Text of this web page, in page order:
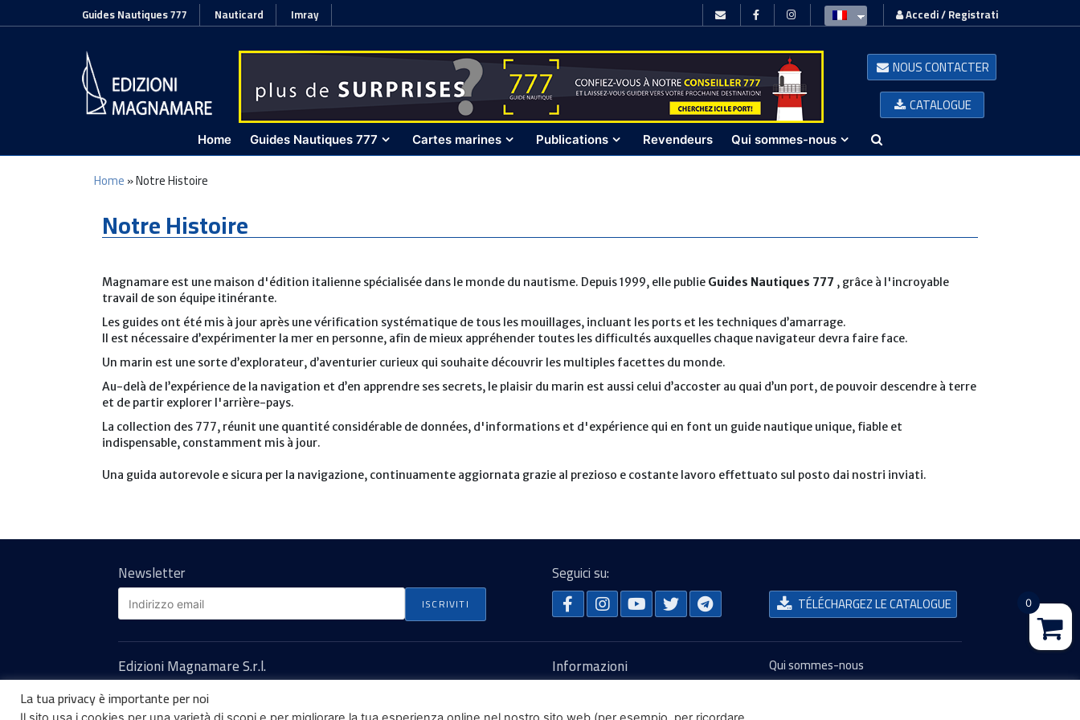
Guides Nautiques 777 Nauticard Imray Accedi / Registrati
NOUS CONTACTER
CATALOGUE
Home Guides Nautiques 777 Cartes marines Publications Revendeurs Qui sommes-nous
Home»Notre Histoire
Notre Histoire
Magnamare est une maison d'édition italienne spécialisée dans le monde du nautisme. Depuis 1999, elle publie Guides Nautiques 777 , grâce à l'incroyable
travail de son équipe itinérante.
Les guides ont été mis à jour après une vérification systématique de tous les mouillages, incluant les ports et les techniques d’amarrage.
Il est nécessaire d’expérimenter la mer en personne, afin de mieux appréhender toutes les difficultés auxquelles chaque navigateur devra faire face.
Un marin est une sorte d’explorateur, d’aventurier curieux qui souhaite découvrir les multiples facettes du monde.
Au-delà de l’expérience de la navigation et d’en apprendre ses secrets, le plaisir du marin est aussi celui d’accoster au quai d’un port, de pouvoir descendre à terre
et de partir explorer l'arrière-pays.
La collection des 777, réunit une quantité considérable de données, d'informations et d'expérience qui en font un guide nautique unique, fiable et
indispensable, constamment mis à jour.
Una guida autorevole e sicura per la navigazione, continuamente aggiornata grazie al prezioso e costante lavoro effettuato sul posto dai nostri inviati.
Newsletter Seguici su:
TÉLÉCHARGEZ LE CATALOGUE
Edizioni Magnamare S.r.l.
C.F. e P.IVA IT 04801560261 - R.E.A.: TV 379053
Informazioni Qui sommes-nous
Nos valeurs
La tua privacy è importante per noi
0